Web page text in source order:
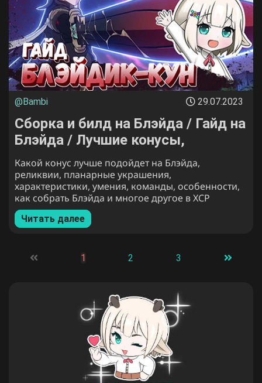
@Bambi 29.07.2023
Сборка и билд на Блэйда / Гайд на
Блэйда / Лучшие конусы,
реликвии и команды для Блэйда
в Honaki Star Rail
Какой конус лучше подойдет на Блэйда,
реликвии, планарные украшения,
характеристики, умения, команды, особенности,
как собрать Блэйда и многое другое в ХСР
Читать далее
1 2 3